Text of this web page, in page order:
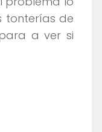
tonterías de
a ver si